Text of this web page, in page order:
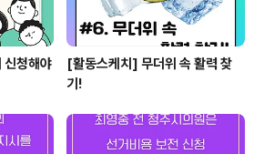
신청해야
[활동스케치] 무더위 속 활력 찾
기!